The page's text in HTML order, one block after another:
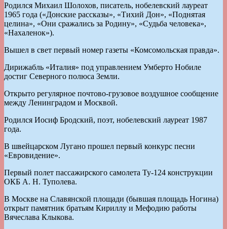
Родился Михаил Шолохов, писатель, нобелевский лауреат
1965 года («Донские рассказы», «Тихий Дон», «Поднятая
целина», «Они сражались за Родину», «Судьба человека»,
«Нахаленок»).
Вышел в свет первый номер газеты «Комсомольская правда».
Дирижабль «Италия» под управлением Умберто Нобиле
достиг Северного полюса Земли.
Открыто регулярное почтово-грузовое воздушное сообщение
между Ленинградом и Москвой.
Родился Иосиф Бродский, поэт, нобелевский лауреат 1987
года.
В швейцарском Лугано прошел первый конкурс песни
«Евровидение».
Первый полет пассажирского самолета Ту-124 конструкции
ОКБ А. Н. Туполева.
В Москве на Славянской площади (бывшая площадь Ногина)
открыт памятник братьям Кириллу и Мефодию работы
Вячеслава Клыкова.